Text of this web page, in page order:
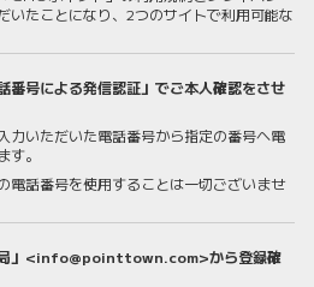
いたことになり、2つのサイトで利用可能な
番号による発信認証」でご本人確認をさせ
力いただいた電話番号から指定の番号へ電
。
電話番号を使用することは一切ございませ
局」<info@pointtown.com>から登録確